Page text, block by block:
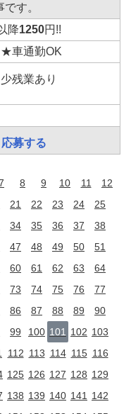
す。
降1250円!!
車通勤OK
残業あり
応募する
8 9 10 11
12
21 22 23 24
25
34 35 36 37
38
47 48 49 50
51
60 61 62 63
64
73 74 75 76
77
86 87 88 89
90
99 100 101 102 103
112 113 114 115 116
125 126 127 128 129
138 139 140 141
142